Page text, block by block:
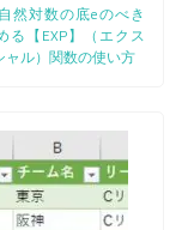
然対数の底eのべき
る【EXP】（エクス
ャル）関数の使い方